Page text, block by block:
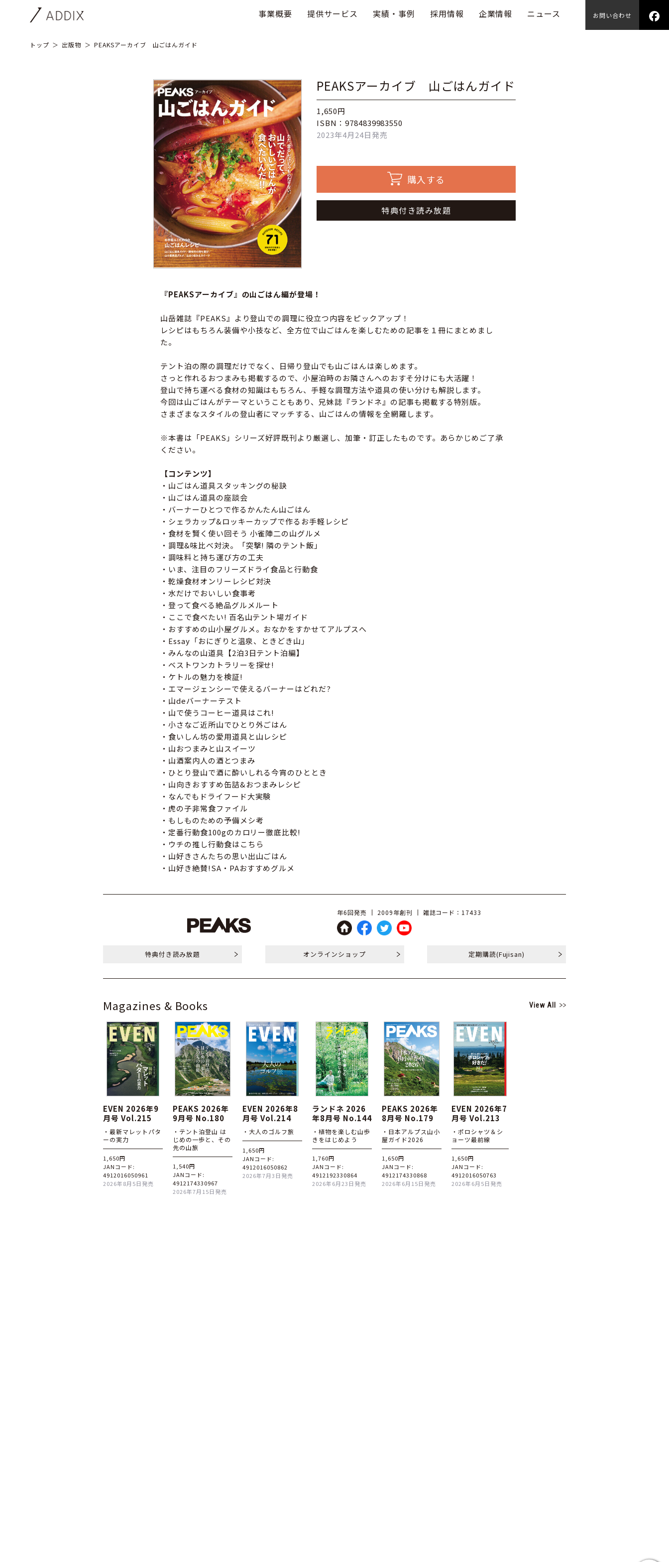
事業概要 提供サービス 実績・事例 採用情報 企業情報 ニュース お問い合わせ
トップ 出版物 PEAKSアーカイブ 山ごはんガイド
PEAKSアーカイブ 山ごはんガイド
1,650円
ISBN：9784839983550
2023年4月24日発売
購入する
特典付き読み放題
『PEAKSアーカイブ』の山ごはん編が登場！
山岳雑誌『PEAKS』より登山での調理に役立つ内容をピックアップ！
レシピはもちろん装備や小技など、全方位で山ごはんを楽しむための記事を１冊にまとめまし
た。
テント泊の際の調理だけでなく、日帰り登山でも山ごはんは楽しめます。
さっと作れるおつまみも掲載するので、小屋泊時のお隣さんへのおすそ分けにも大活躍！
登山で持ち運べる食材の知識はもちろん、手軽な調理方法や道具の使い分けも解説します。
今回は山ごはんがテーマということもあり、兄妹誌『ランドネ』の記事も掲載する特別版。
さまざまなスタイルの登山者にマッチする、山ごはんの情報を全網羅します。
※本書は「PEAKS」シリーズ好評既刊より厳選し、加筆・訂正したものです。あらかじめご了承
ください。
【コンテンツ】
・山ごはん道具スタッキングの秘訣
・山ごはん道具の座談会
・バーナーひとつで作るかんたん山ごはん
・シェラカップ&ロッキーカップで作るお手軽レシピ
・食材を賢く使い回そう 小雀陣二の山グルメ
・調理&味比べ対決。「突撃! 隣のテント飯」
・調味料と持ち運び方の工夫
・いま、注目のフリーズドライ食品と行動食
・乾燥食材オンリーレシピ対決
・水だけでおいしい食事考
・登って食べる絶品グルメルート
・ここで食べたい! 百名山テント場ガイド
・おすすめの山小屋グルメ。おなかをすかせてアルプスへ
・Essay「おにぎりと温泉、ときどき山」
・みんなの山道具【2泊3日テント泊編】
・ベストワンカトラリーを探せ!
・ケトルの魅力を検証!
・エマージェンシーで使えるバーナーはどれだ?
・山deバーナーテスト
・山で使うコーヒー道具はこれ!
・小さなご近所山でひとり外ごはん
・食いしん坊の愛用道具と山レシピ
・山おつまみと山スイーツ
・山酒案内人の酒とつまみ
・ひとり登山で酒に酔いしれる今宵のひととき
・山向きおすすめ缶詰&おつまみレシピ
・なんでもドライフード大実験
・虎の子非常食ファイル
・もしものための予備メシ考
・定番行動食100gのカロリー徹底比較!
・ウチの推し行動食はこちら
・山好きさんたちの思い出山ごはん
・山好き絶賛!SA・PAおすすめグルメ
年6回発売 2009年創刊 雑誌コード：17433
特典付き読み放題 オンラインショップ 定期購読(Fujisan)
Magazines & Books View All
EVEN 2026年9
月号 Vol.215
・最新マレットパタ
ーの実力
1,650円
JANコード:
4912016050961
2026年8月5日発売
PEAKS 2026年
9月号 No.180
・テント泊登山 は
じめの一歩と、その
先の山旅
1,540円
JANコード:
4912174330967
2026年7月15日発売
EVEN 2026年8
月号 Vol.214
・大人のゴルフ旅
1,650円
JANコード:
4912016050862
2026年7月3日発売
ランドネ 2026
年8月号 No.144
・植物を楽しむ山歩
きをはじめよう
1,760円
JANコード:
4912192330864
2026年6月23日発売
PEAKS 2026年
8月号 No.179
・日本アルプス山小
屋ガイド2026
1,650円
JANコード:
4912174330868
2026年6月15日発売
EVEN 2026年7
月号 Vol.213
・ポロシャツ＆シ
ョーツ最前線
1,650円
JANコード:
4912016050763
2026年6月5日発売